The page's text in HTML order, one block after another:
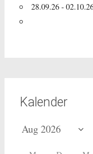
28.09.26 -
Kalender